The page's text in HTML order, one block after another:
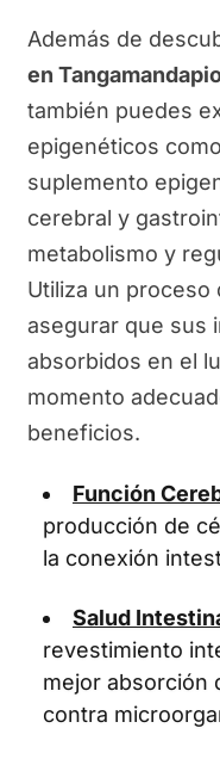
Además de
en
también puedes
epigenéticos
suplemento
cerebral y
metabolismo y
Utiliza un proceso
asegurar que sus
absorbidos en el
momento
beneficios.
Función
producción de
la conexión
Salud
revestimiento
mejor absorción
contra